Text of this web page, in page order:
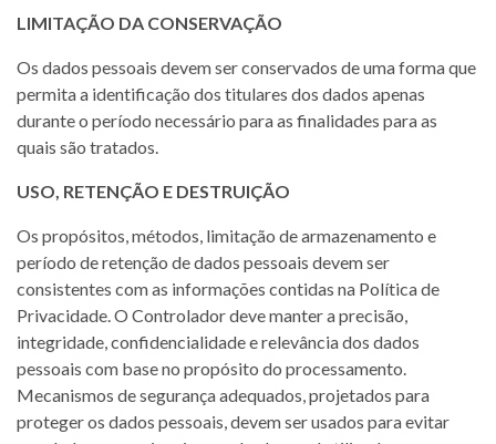
LIMITAÇÃO DA CONSERVAÇÃO
Os dados pessoais devem ser conservados de uma forma que
permita a identificação dos titulares dos dados apenas
durante o período necessário para as finalidades para as
quais são tratados.
USO, RETENÇÃO E DESTRUIÇÃO
Os propósitos, métodos, limitação de armazenamento e
período de retenção de dados pessoais devem ser
consistentes com as informações contidas na Política de
Privacidade. O Controlador deve manter a precisão,
integridade, confidencialidade e relevância dos dados
pessoais com base no propósito do processamento.
Mecanismos de segurança adequados, projetados para
proteger os dados pessoais, devem ser usados para evitar